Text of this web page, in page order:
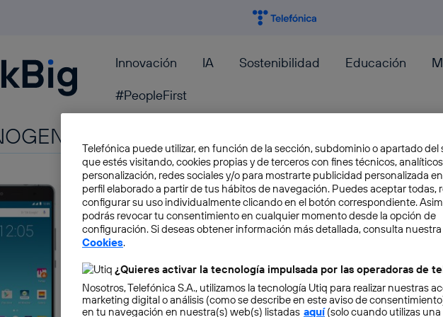
Innovación IA Sostenibilidad Educación
#PeopleFirst
bq y Telefónica se alían para
terminal con Cyanogen de
O cómo Movistar se ha convertido en el
dispositivo con Cyanogen a nivel europeo. Lo
Javier Lacort
Telefónica puede utilizar, en función de la sección, subdominio o apartado del
que estés visitando, cookies propias y de terceros con fines técnicos,
personalización, redes sociales y/o para mostrarte publicidad personalizada
perfil elaborado a partir de tus hábitos de navegación. Puedes aceptar todas,
configurar su uso individualmente clicando en el botón correspondiente.
podrás revocar tu consentimiento en cualquier momento desde la opción de
configuración. Si deseas obtener información más detallada, consulta nuestra
Cookies.
¿Quieres activar la tecnología impulsada por las operadoras de
Nosotros, Telefónica S.A., utilizamos la tecnología Utiq para realizar nuestras
marketing digital o análisis (como se describe en este aviso de
en tu navegación en nuestra(s) web(s) listadas aquí(solo cuando utilizas una